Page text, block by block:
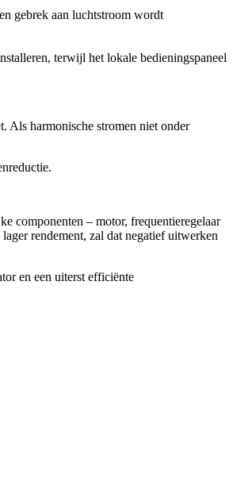
gebrek aan luchtstroom wordt
terwijl het lokale bedieningspaneel
Als harmonische stromen niet onder
componenten – motor, frequentieregelaar
rendement, zal dat negatief uitwerken
en een uiterst efficiënte